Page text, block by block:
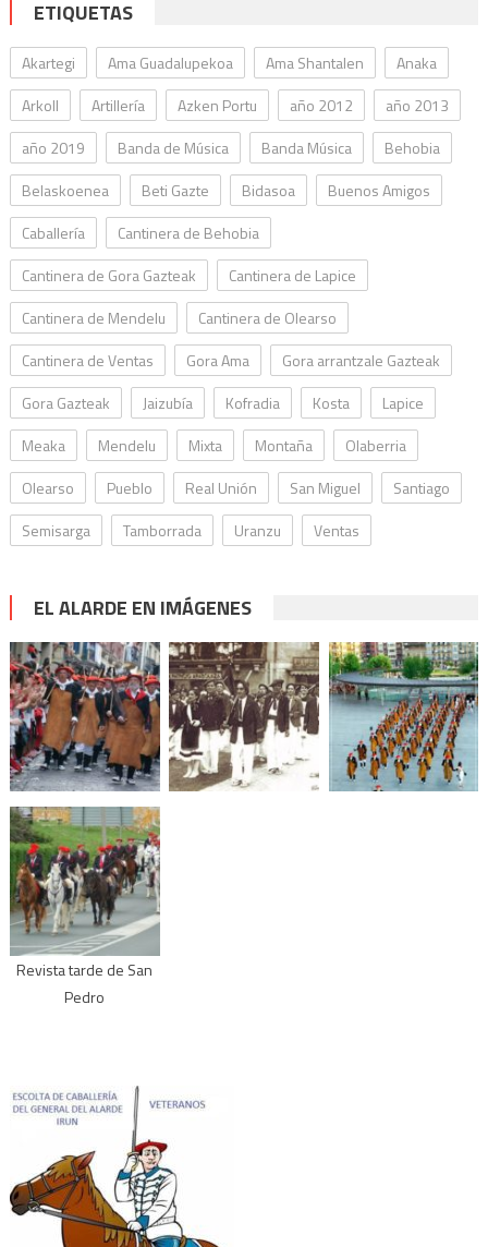
ETIQUETAS
Akartegi Ama Guadalupekoa Ama Shantalen
Anaka
Arkoll
Artillería Azken Portu año 2012
año 2013
año 2019
Banda de Música Banda Música
Behobia
Belaskoenea
Beti Gazte Bidasoa
Buenos Amigos
Caballería
Cantinera de Behobia
Cantinera de Gora Gazteak
Cantinera de Lapice
Cantinera de Mendelu
Cantinera de Olearso
Cantinera de Ventas
Gora Ama
Gora arrantzale Gazteak
Gora Gazteak
Jaizubía Kofradia Kosta
Lapice
Meaka
Mendelu Mixta Montaña
Olaberria
Olearso
Pueblo Real Unión San Miguel
Santiago
Semisarga
Tamborrada Uranzu Ventas
EL ALARDE EN IMÁGENES
Revista tarde de San
Pedro